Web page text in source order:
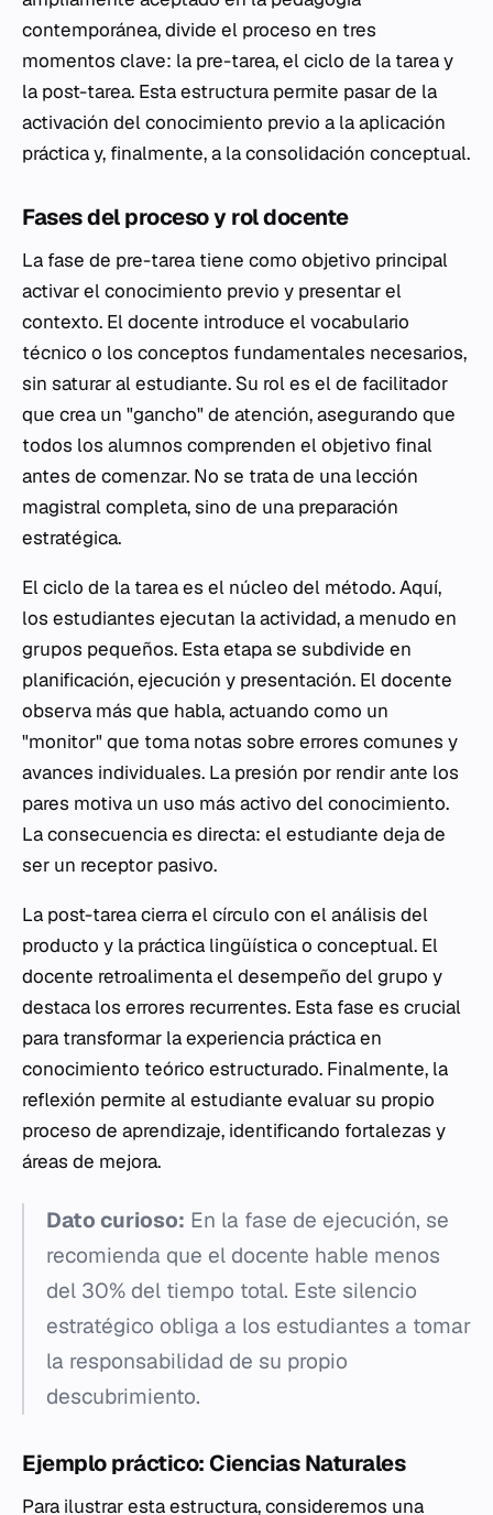
contemporánea, divide el proceso en tres
momentos clave: la pre-tarea, el ciclo de la tarea y
la post-tarea. Esta estructura permite pasar de la
activación del conocimiento previo a la aplicación
práctica y, finalmente, a la consolidación conceptual.
Fases del proceso y rol docente
La fase de pre-tarea tiene como objetivo principal
activar el conocimiento previo y presentar el
contexto. El docente introduce el vocabulario
técnico o los conceptos fundamentales necesarios,
sin saturar al estudiante. Su rol es el de facilitador
que crea un "gancho" de atención, asegurando que
todos los alumnos comprenden el objetivo final
antes de comenzar. No se trata de una lección
magistral completa, sino de una preparación
estratégica.
El ciclo de la tarea es el núcleo del método. Aquí,
los estudiantes ejecutan la actividad, a menudo en
grupos pequeños. Esta etapa se subdivide en
planificación, ejecución y presentación. El docente
observa más que habla, actuando como un
"monitor" que toma notas sobre errores comunes y
avances individuales. La presión por rendir ante los
pares motiva un uso más activo del conocimiento.
La consecuencia es directa: el estudiante deja de
ser un receptor pasivo.
La post-tarea cierra el círculo con el análisis del
producto y la práctica lingüística o conceptual. El
docente retroalimenta el desempeño del grupo y
destaca los errores recurrentes. Esta fase es crucial
para transformar la experiencia práctica en
conocimiento teórico estructurado. Finalmente, la
reflexión permite al estudiante evaluar su propio
proceso de aprendizaje, identificando fortalezas y
áreas de mejora.
Dato curioso: En la fase de ejecución, se
recomienda que el docente hable menos
del 30% del tiempo total. Este silencio
estratégico obliga a los estudiantes a tomar
la responsabilidad de su propio
descubrimiento.
Ejemplo práctico: Ciencias Naturales
Para ilustrar esta estructura, consideremos una